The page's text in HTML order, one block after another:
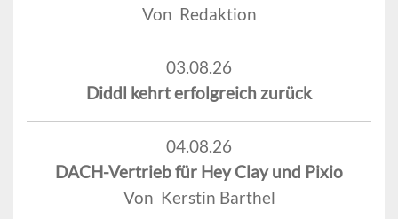
Von Redaktion
03.08.26
Diddl kehrt erfolgreich zurück
04.08.26
DACH-Vertrieb für Hey Clay und Pixio
Von Kerstin Barthel